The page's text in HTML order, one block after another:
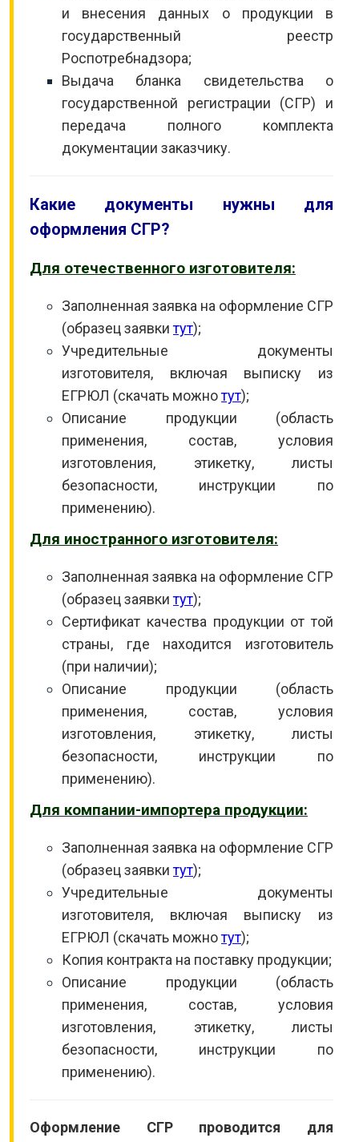
и внесения данных о продукции в
государственный реестр
Роспотребнадзора;
Выдача бланка свидетельства о
государственной регистрации (СГР) и
передача полного комплекта
документации заказчику.
Какие документы нужны для
оформления СГР?
Для отечественного изготовителя:
Заполненная заявка на оформление СГР
(образец заявкитут);
Учредительные документы
изготовителя, включая выписку из
ЕГРЮЛ (скачать можнотут);
Описание продукции (область
применения, состав, условия
изготовления, этикетку, листы
безопасности, инструкции по
применению).
Для иностранного изготовителя:
Заполненная заявка на оформление СГР
(образец заявкитут);
Сертификат качества продукции от той
страны, где находится изготовитель
(при наличии);
Описание продукции (область
применения, состав, условия
изготовления, этикетку, листы
безопасности, инструкции по
применению).
Для компании-импортера продукции:
Заполненная заявка на оформление СГР
(образец заявкитут);
Учредительные документы
изготовителя, включая выписку из
ЕГРЮЛ (скачать можнотут);
Копия контракта на поставку продукции;
Описание продукции (область
применения, состав, условия
изготовления, этикетку, листы
безопасности, инструкции по
применению).
Оформление СГР проводится для